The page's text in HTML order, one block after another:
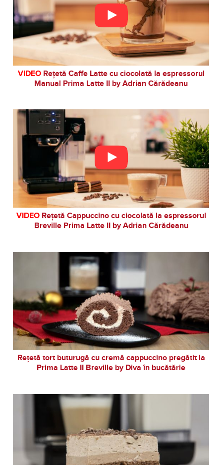
VIDEORețetă Caffe Latte cu ciocolată la espressorul
Manual Prima Latte II by Adrian Cărădeanu
VIDEORețetă Cappuccino cu ciocolată la espressorul
Breville Prima Latte II by Adrian Cărădeanu
Rețetă tort buturugă cu cremă cappuccino pregătit la
Prima Latte II Breville by Diva în bucătărie